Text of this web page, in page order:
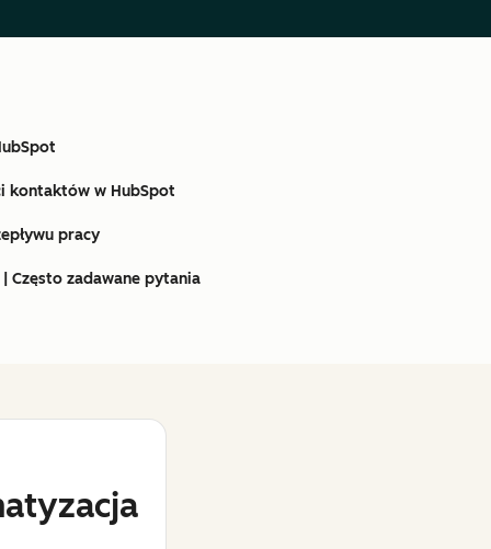
kontaktów w HubSpot
pracy
Często zadawane pytania